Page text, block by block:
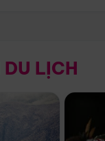
LỊCH